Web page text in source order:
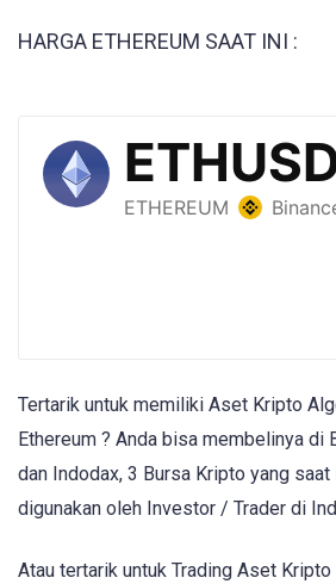
HARGA ETHEREUM SAAT INI :
Tertarik untuk memiliki Aset Kripto
Ethereum ? Anda bisa membelinya di
dan Indodax, 3 Bursa Kripto yang
digunakan oleh Investor / Trader di
Atau tertarik untuk Trading Aset